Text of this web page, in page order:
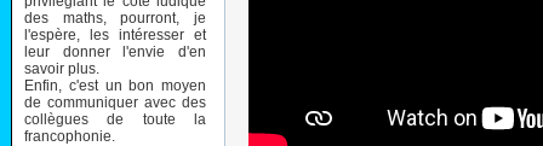
des maths, pourront, je
l'espère, les intéresser et
leur donner l'envie d'en
savoir plus.
Enfin, c'est un bon moyen
de communiquer avec des
collègues de toute la
francophonie.